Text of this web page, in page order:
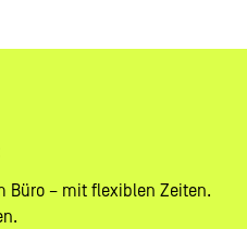
Büro – mit flexiblen Zeiten.